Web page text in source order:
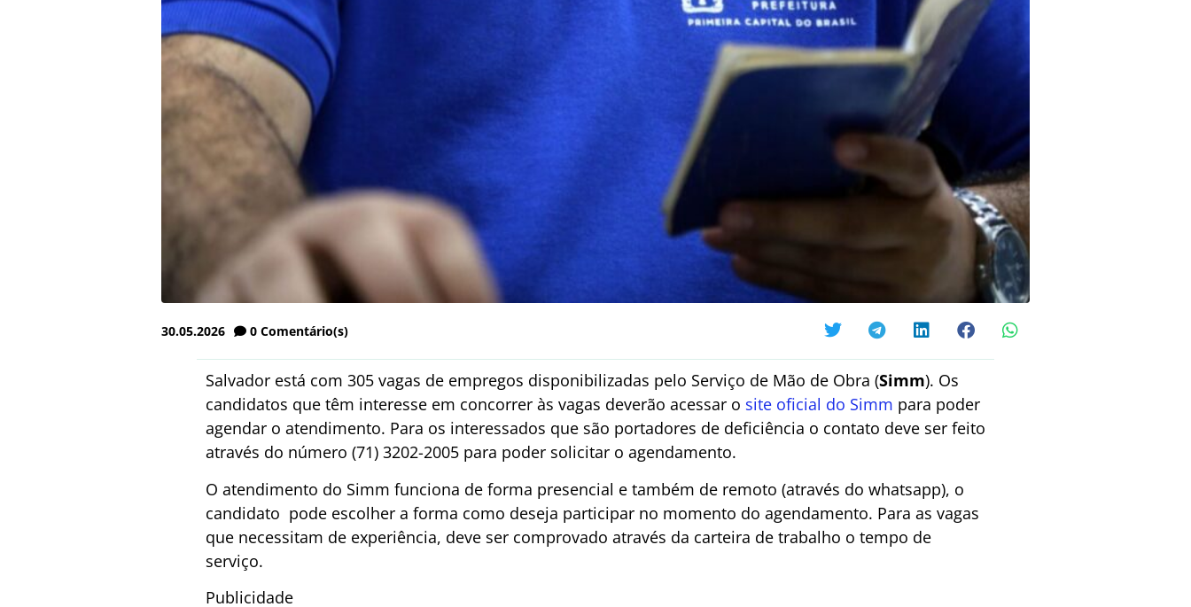
30.05.2026 0 Comentário(s)
Salvador está com 305 vagas de empregos disponibilizadas pelo Serviço de Mão de Obra (Simm). Os
candidatos que têm interesse em concorrer às vagas deverão acessar o site oficial do Simm para poder
agendar o atendimento. Para os interessados que são portadores de deficiência o contato deve ser feito
através do número (71) 3202-2005 para poder solicitar o agendamento.
O atendimento do Simm funciona de forma presencial e também de remoto (através do whatsapp), o
candidato pode escolher a forma como deseja participar no momento do agendamento. Para as vagas
que necessitam de experiência, deve ser comprovado através da carteira de trabalho o tempo de
serviço.
Publicidade